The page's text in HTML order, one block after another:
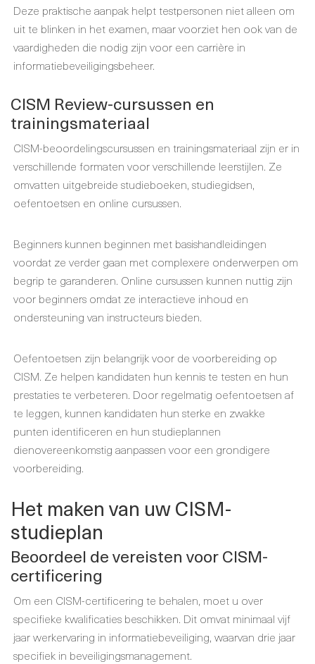
Deze praktische aanpak helpt testpersonen niet alleen om
uit te blinken in het examen, maar voorziet hen ook van de
vaardigheden die nodig zijn voor een carrière in
informatiebeveiligingsbeheer.
CISM Review-cursussen en
trainingsmateriaal
CISM-beoordelingscursussen en trainingsmateriaal zijn er in
verschillende formaten voor verschillende leerstijlen. Ze
omvatten uitgebreide studieboeken, studiegidsen,
oefentoetsen en online cursussen.
Beginners kunnen beginnen met basishandleidingen
voordat ze verder gaan met complexere onderwerpen om
begrip te garanderen. Online cursussen kunnen nuttig zijn
voor beginners omdat ze interactieve inhoud en
ondersteuning van instructeurs bieden.
Oefentoetsen zijn belangrijk voor de voorbereiding op
CISM. Ze helpen kandidaten hun kennis te testen en hun
prestaties te verbeteren. Door regelmatig oefentoetsen af
te leggen, kunnen kandidaten hun sterke en zwakke
punten identificeren en hun studieplannen
dienovereenkomstig aanpassen voor een grondigere
voorbereiding.
Het maken van uw CISM-
studieplan
Beoordeel de vereisten voor CISM-
certificering
Om een CISM-certificering te behalen, moet u over
specifieke kwalificaties beschikken. Dit omvat minimaal vijf
jaar werkervaring in informatiebeveiliging, waarvan drie jaar
specifiek in beveiligingsmanagement.